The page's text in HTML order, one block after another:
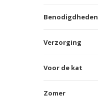
Benodigdheden
Verzorging
Voor de kat
Zomer